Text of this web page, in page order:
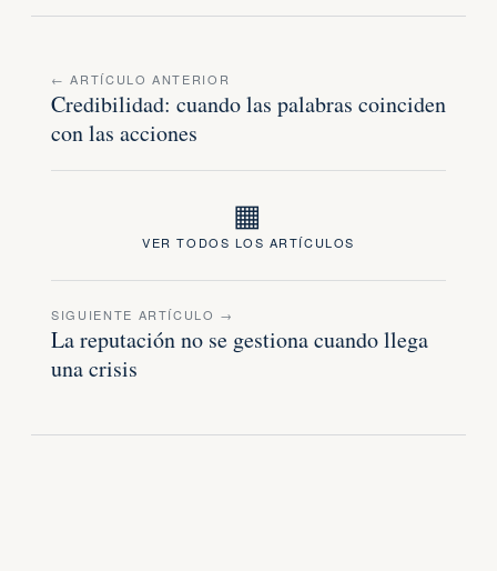
← ARTÍCULO ANTERIOR
Credibilidad: cuando las palabras coinciden
con las acciones
▦
VER TODOS LOS ARTÍCULOS
SIGUIENTE ARTÍCULO →
La reputación no se gestiona cuando llega
una crisis